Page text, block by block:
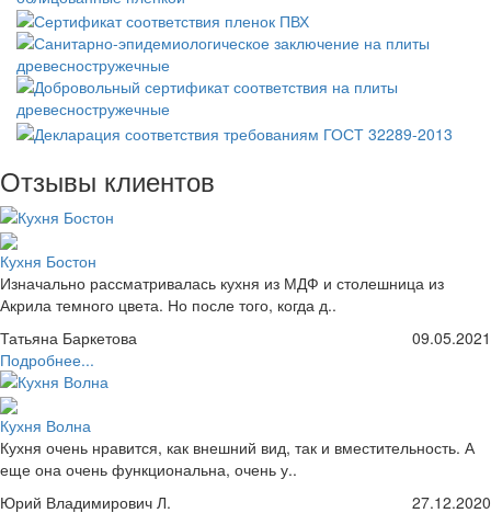
Отзывы клиентов
Кухня Бостон
Изначально рассматривалась кухня из МДФ и столешница из
Акрила темного цвета. Но после того, когда д..
Татьяна Баркетова
09.05.2021
Подробнее...
Кухня Волна
Кухня очень нравится, как внешний вид, так и вместительность. А
еще она очень функциональна, очень у..
Юрий Владимирович Л.
27.12.2020